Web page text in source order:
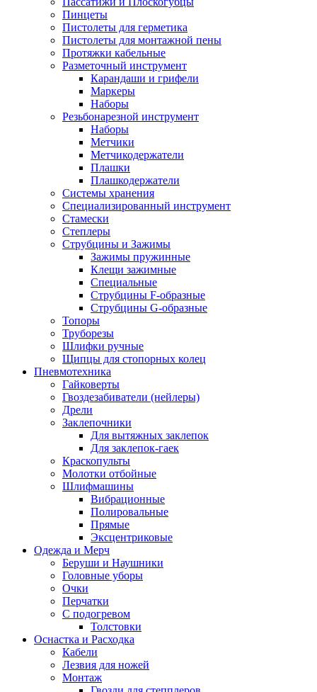
Пинцеты
Пистолеты для герметика
Пистолеты для монтажной пены
Протяжки кабельные
Разметочный инструмент
Карандаши и грифели
Маркеры
Наборы
Резьбонарезной инструмент
Наборы
Метчики
Метчикодержатели
Плашки
Плашкодержатели
Системы хранения
Специализированный инструмент
Стамески
Степлеры
Струбцины и Зажимы
Зажимы пружинные
Клещи зажимные
Специальные
Струбцины F-образные
Струбцины G-образные
Топоры
Труборезы
Шлифки ручные
Щипцы для стопорных колец
Пневмотехника
Гайковерты
Гвоздезабиватели (нейлеры)
Дрели
Заклепочники
Для вытяжных заклепок
Для заклепок-гаек
Краскопульты
Молотки отбойные
Шлифмашины
Вибрационные
Полировальные
Прямые
Эксцентриковые
Одежда и Мерч
Беруши и Наушники
Головные уборы
Очки
Перчатки
С подогревом
Толстовки
Оснастка и Расходка
Кабели
Лезвия для ножей
Монтаж